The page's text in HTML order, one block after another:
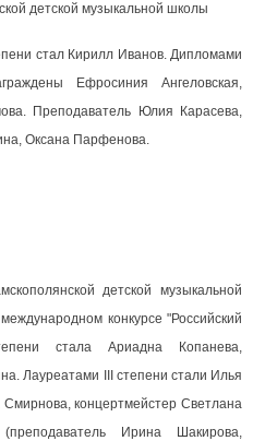
детской музыкальной школы
стал Кирилл Иванов. Дипломами
Ефросиния Ангеловская,
Преподаватель Юлия Карасева,
Оксана Парфенова.
детской музыкальной
конкурсе "Российский
стала Ариадна Копанева,
Лауреатами III степени стали Илья
концертмейстер Светлана
Ирина Шакирова,